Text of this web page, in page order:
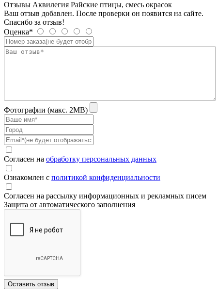
Отзывы Аквилегия Райские птицы, смесь окрасок
Ваш отзыв добавлен. После проверки он появится на сайте.
Спасибо за отзыв!
Оценка*
Фотографии (макс. 2MB)
Согласен на обработку персональных данных
Ознакомлен с политикой конфиденциальности
Согласен на рассылку информационных и рекламных писем
Защита от автоматического заполнения